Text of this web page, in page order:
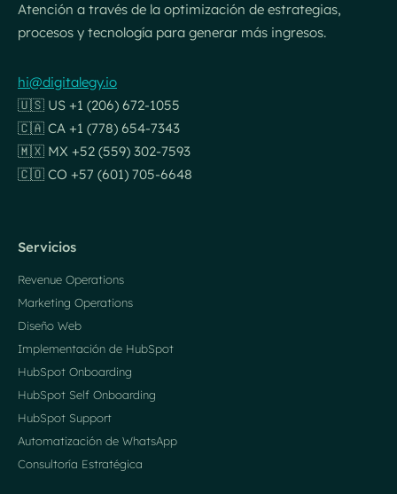
Atención a través de la optimización de estrategias,
procesos y tecnología para generar más ingresos.
hi@digitalegy.io
🇺🇸 US +1 (206) 672-1055
🇨🇦 CA +1 (778) 654-7343
🇲🇽 MX +52 (559) 302-7593
🇨🇴 CO +57 (601) 705-6648
Servicios
Revenue Operations
Marketing Operations
Diseño Web
Implementación de HubSpot
HubSpot Onboarding
HubSpot Self Onboarding
HubSpot Support
Automatización de WhatsApp
Consultoría Estratégica